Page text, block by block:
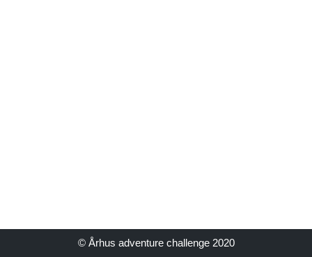
© Århus adventure challenge 2020